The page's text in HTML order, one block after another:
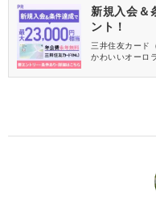
新規入会＆
ント！
三井住友カード
かわいいオーロ